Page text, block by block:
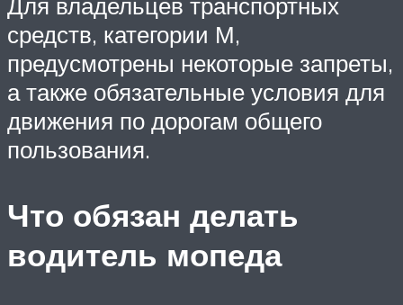
средств, категории М,
предусмотрены некоторые запреты,
а также обязательные условия для
движения по дорогам общего
пользования.
Что обязан делать
водитель мопеда